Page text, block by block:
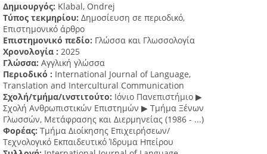
Δημιουργός: Klabal, Ondrej
Τύπος τεκμηρίου: Δημοσίευση σε περιοδικό,
Επιστημονικό άρθρο
Επιστημονικό πεδίο: Γλώσσα και Γλωσσολογία
Χρονολογία : 2025
Γλώσσα: Αγγλική γλώσσα
Περιοδικό : International Journal of Language,
Translation and Intercultural Communication
Σχολή/τμήμα/ινστιτούτο: Ιόνιο Πανεπιστήμιο ▶
Σχολή Ανθρωπιστικών Επιστημών ▶ Tμήμα Ξένων
Γλωσσών, Mετάφρασης και Διερμηνείας (1986 - ...)
Φορέας: Τμήμα Διοίκησης Επιχειρήσεων/
Τεχνολογικό Εκπαιδευτικό Ίδρυμα Ηπείρου